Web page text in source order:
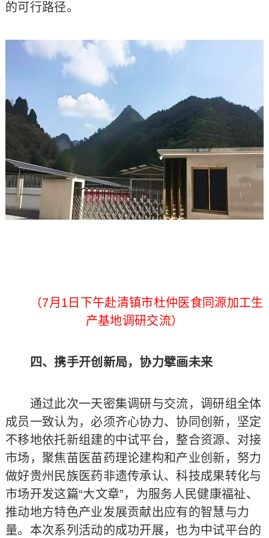
的可行路径。
（7月1日下午赴清镇市杜仲医食同源加工生
产基地调研交流）
四、携手开创新局，协力擘画未来
通过此次一天密集调研与交流，调研组全体
成员一致认为，必须‌齐心协力、协同创新‌，坚定
不移地依托新组建的中试平台，整合资源、对接
市场，聚焦苗医苗药理论建构和产业创新，努力
做好贵州民族医药非遗传承认、科技成果转化与
市场开发这篇“大文章”，为服务人民健康福祉、
推动地方特色产业发展贡献出应有的智慧与力
量。本次系列活动的成功开展，也为中试平台的